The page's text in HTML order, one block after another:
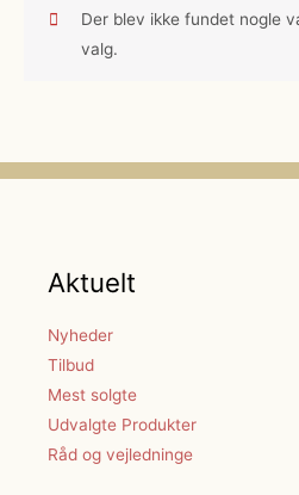
Der blev ikke fundet nogle
valg.
Aktuelt
Nyheder
Tilbud
Mest solgte
Udvalgte Produkter
Råd og vejledninge